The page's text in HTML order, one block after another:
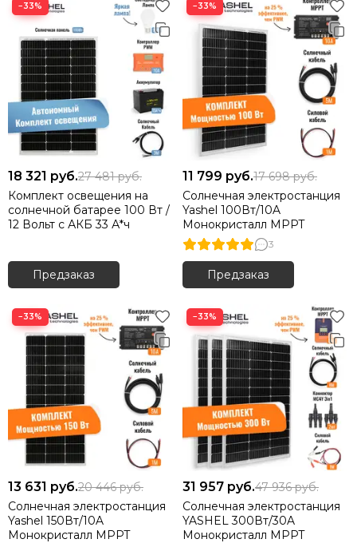
−33%
18 321 руб.27 481руб.
Комплект освещения на
солнечной батарее 100 Вт /
12 Вольт c АКБ 33 А*ч
Предзаказ
−33%
11 799 руб.17 698руб.
Солнечная электростанция
Yashel 100Вт/10A
Монокристалл MPPT
3
Предзаказ
−33%
13 631 руб.20 446руб.
Солнечная электростанция
Yashel 150Вт/10A
Монокристалл MPPT
−33%
31 957 руб.47 936руб.
Солнечная электростанция
YASHEL 300Вт/30A
Монокристалл MPPT